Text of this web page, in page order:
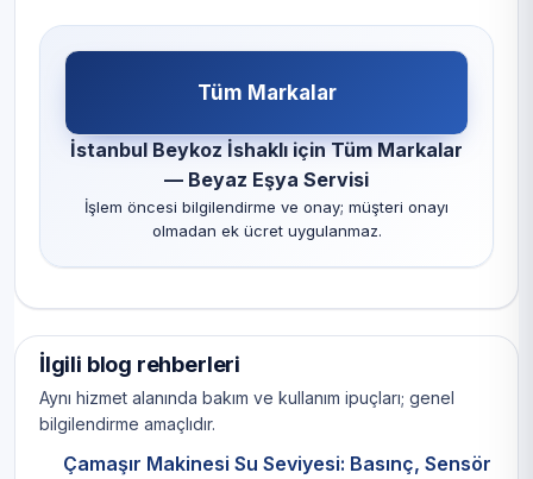
Tüm Markalar
İstanbul Beykoz İshaklı için Tüm Markalar
— Beyaz Eşya Servisi
İşlem öncesi bilgilendirme ve onay; müşteri onayı
olmadan ek ücret uygulanmaz.
İlgili blog rehberleri
Aynı hizmet alanında bakım ve kullanım ipuçları; genel
bilgilendirme amaçlıdır.
Çamaşır Makinesi Su Seviyesi: Basınç, Sensör